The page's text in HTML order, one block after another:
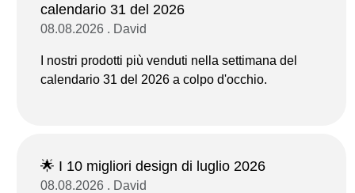
calendario 31 del 2026
08.08.2026 . David
I nostri prodotti più venduti nella settimana del
calendario 31 del 2026 a colpo d'occhio.
🌟 I 10 migliori design di luglio 2026
08.08.2026 . David